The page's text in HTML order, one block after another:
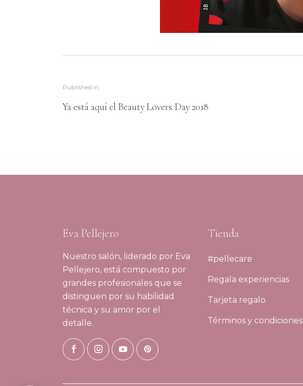
Published in
Ya está aquí el Beauty Lovers Day 2018
Eva Pellejero
Nuestro salón, liderado por Eva
Pellejero, está compuesto por
grandes profesionales que se
distinguen por su habilidad
técnica y su amor por el
detalle.
Tienda
#pellecare
Regala experiencias
Tarjeta regalo
Términos y condiciones